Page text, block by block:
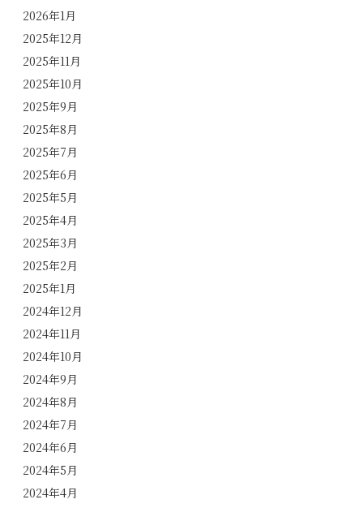
2026年1月
2025年12月
2025年11月
2025年10月
2025年9月
2025年8月
2025年7月
2025年6月
2025年5月
2025年4月
2025年3月
2025年2月
2025年1月
2024年12月
2024年11月
2024年10月
2024年9月
2024年8月
2024年7月
2024年6月
2024年5月
2024年4月